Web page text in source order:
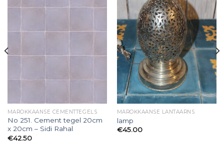
MAROKKAANSE CEMENTTEGELS
No 251. Cement tegel 20cm
x 20cm – Sidi Rahal
€42.50
MAROKKAANSE LANTAARNS
lamp
€45.00